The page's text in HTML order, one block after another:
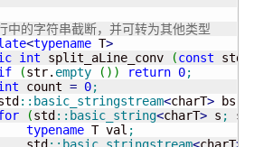
的字符串截断，并可转为其他类型
<typename T>
int split_aLine_conv (const std
(str. empty ( ) ) return 0;
count = 0;
:: basic_stringstream<charT> bs
(std :: basic_string<charT> s ; std
typename T val ;